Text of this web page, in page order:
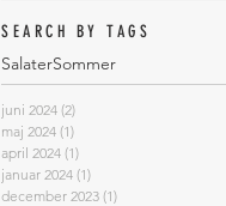
SEARCH BY TAGS
SalaterSommer
juni 2024 (2)
maj 2024 (1)
april 2024 (1)
januar 2024 (1)
december 2023 (1)